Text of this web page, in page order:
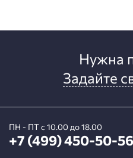
Нужна
Задайте
ПН - ПТ с 10.00 до 18.00
+7 (499) 450-50-56